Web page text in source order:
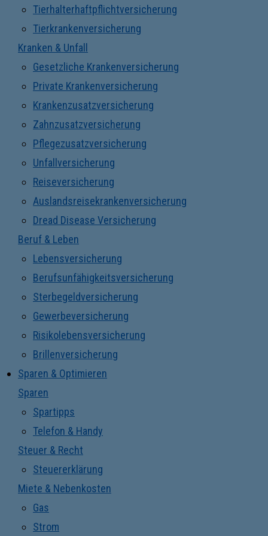
Tierhalterhaftpflichtversicherung
Tierkrankenversicherung
Kranken & Unfall
Gesetzliche Krankenversicherung
Private Krankenversicherung
Krankenzusatzversicherung
Zahnzusatzversicherung
Pflegezusatzversicherung
Unfallversicherung
Reiseversicherung
Auslandsreisekrankenversicherung
Dread Disease Versicherung
Beruf & Leben
Lebensversicherung
Berufsunfähigkeitsversicherung
Sterbegeldversicherung
Gewerbeversicherung
Risikolebensversicherung
Brillenversicherung
Sparen & Optimieren
Sparen
Spartipps
Telefon & Handy
Steuer & Recht
Steuererklärung
Miete & Nebenkosten
Gas
Strom